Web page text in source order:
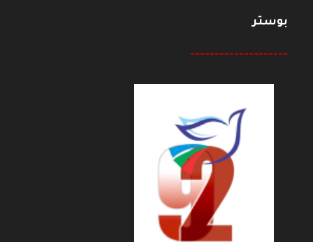
بوستر
--------------------